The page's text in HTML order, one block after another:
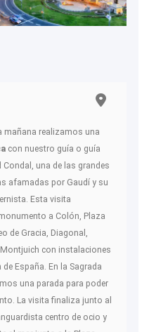
mañana realizamos una
con nuestro guía o guía
Condal, una de las grandes
afamadas por Gaudí y su
Esta visita
a Colón, Plaza
de Gracia, Diagonal,
con instalaciones
España. En la Sagrada
una parada para poder
La visita finaliza junto al
centro de ocio y